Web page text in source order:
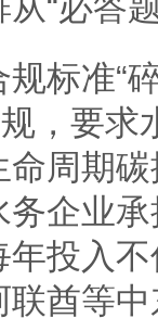
规标准“
，要
周期
企业
投入
酋等